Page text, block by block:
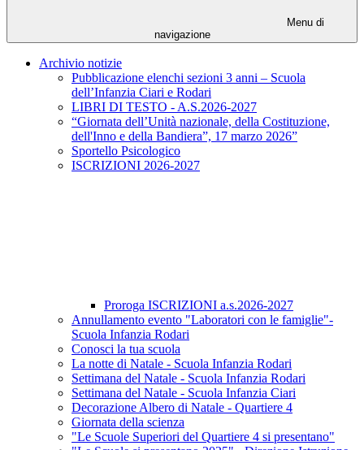
Menu di
navigazione
Archivio notizie
Pubblicazione elenchi sezioni 3 anni – Scuola
dell’Infanzia Ciari e Rodari
LIBRI DI TESTO - A.S.2026-2027
“Giornata dell’Unità nazionale, della Costituzione,
dell'Inno e della Bandiera”, 17 marzo 2026”
Sportello Psicologico
ISCRIZIONI 2026-2027
Proroga ISCRIZIONI a.s.2026-2027
Annullamento evento "Laboratori con le famiglie"-
Scuola Infanzia Rodari
Conosci la tua scuola
La notte di Natale - Scuola Infanzia Rodari
Settimana del Natale - Scuola Infanzia Rodari
Settimana del Natale - Scuola Infanzia Ciari
Decorazione Albero di Natale - Quartiere 4
Giornata della scienza
"Le Scuole Superiori del Quartiere 4 si presentano"